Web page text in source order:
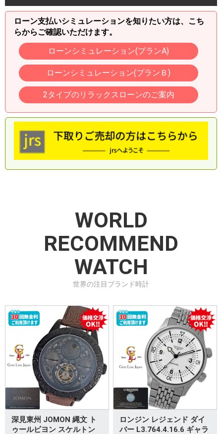
ローン支払いシミュレーションを知りたい方は、こち
らからご確認いただけます。
ローンシミュレーション(プランA)
ローンシミュレーション(プランＢ)
2タイプのリラックスローンのご案内
WORLD
RECOMMEND
WATCH
世界の注目ブランド時計
深見東州 JOMON 縄文 ト
ゥールビヨン スケルトン
ロンジン レジェンド ダイ
バー L3.764.4.16.6 ギャラ